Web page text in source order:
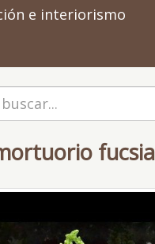
e interiorismo
fucsia